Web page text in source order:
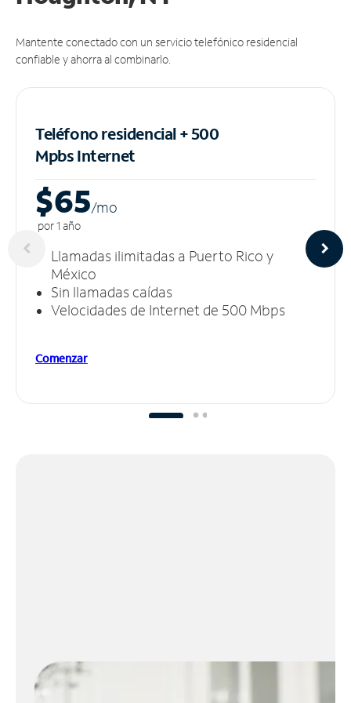
Mantente conectado con un servicio telefónico residencial
confiable y ahorra al combinarlo.
Teléfono residencial + 500
MpbsInternet
$65/mo
por 1 año
Llamadas ilimitadas a Puerto Rico y
México
Sin llamadas caídas
Velocidades de Internet de 500 Mbps
Comenzar